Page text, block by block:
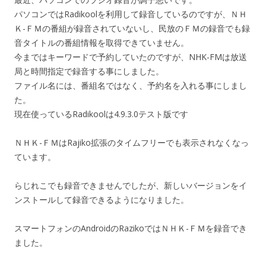
パソコンではRadikoolを利用して録音しているのですが、ＮＨ
Ｋ-ＦＭの番組が録音されていないし、民放のＦＭの録音でも録
音タイトルの番組情報を取得できていません。
今まではキーワードで予約していたのですが、NHK-FMは放送
局と時間指定で録音する事にしました。
ファイル名には、番組名ではなく、予約名を入れる事にしまし
た。
現在使っているRadikoolは4.9.3.0テスト版です
ＮＨＫ-ＦＭはRajiko拡張のタイムフリーでも表示されなくなっ
ています。
らじれこでも録音できませんでしたが、新しいバージョンをイ
ンストールして録音できるようになりました。
スマートフォンのAndroidのRazikoではＮＨＫ-ＦＭを録音でき
ました。